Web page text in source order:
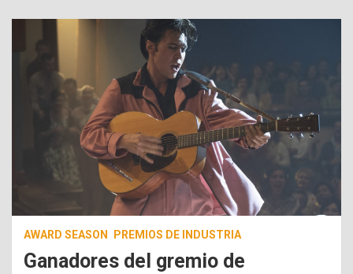
AWARD SEASON PREMIOS DE INDUSTRIA
Ganadores del gremio de